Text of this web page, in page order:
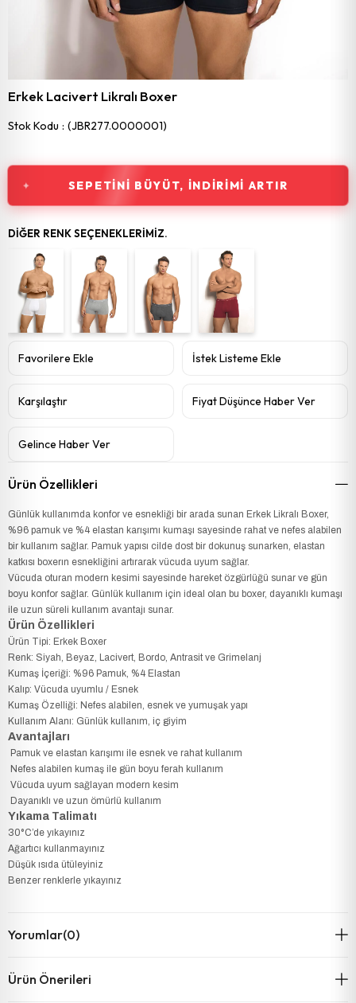
Erkek Lacivert Likralı Boxer
Stok Kodu (JBR277.0000001)
SEPETINI BÜYÜT, İNDIRIMI ARTIR
DIĞER RENK SEÇENEKLERIMIZ.
Favorilere Ekle İstek Listeme Ekle
Karşılaştır Fiyat Düşünce Haber Ver
Gelince Haber Ver
Ürün Özellikleri
Günlük kullanımda konfor ve esnekliği bir arada sunan Erkek Likralı Boxer,
%96 pamuk ve %4 elastan karışımı kumaşı sayesinde rahat ve nefes alabilen
bir kullanım sağlar. Pamuk yapısı cilde dost bir dokunuş sunarken, elastan
katkısı boxerın esnekliğini artırarak vücuda uyum sağlar.
Vücuda oturan modern kesimi sayesinde hareket özgürlüğü sunar ve gün
boyu konfor sağlar. Günlük kullanım için ideal olan bu boxer, dayanıklı kumaşı
ile uzun süreli kullanım avantajı sunar.
Ürün Özellikleri
Ürün Tipi: Erkek Boxer
Renk: Siyah, Beyaz, Lacivert, Bordo, Antrasit ve Grimelanj
Kumaş İçeriği: %96 Pamuk, %4 Elastan
Kalıp: Vücuda uyumlu / Esnek
Kumaş Özelliği: Nefes alabilen, esnek ve yumuşak yapı
Kullanım Alanı: Günlük kullanım, iç giyim
Avantajları
Pamuk ve elastan karışımı ile esnek ve rahat kullanım
Nefes alabilen kumaş ile gün boyu ferah kullanım
Vücuda uyum sağlayan modern kesim
Dayanıklı ve uzun ömürlü kullanım
Yıkama Talimatı
30°C’de yıkayınız
Ağartıcı kullanmayınız
Düşük ısıda ütüleyiniz
Benzer renklerle yıkayınız
Yorumlar(0)
Ürün Önerileri